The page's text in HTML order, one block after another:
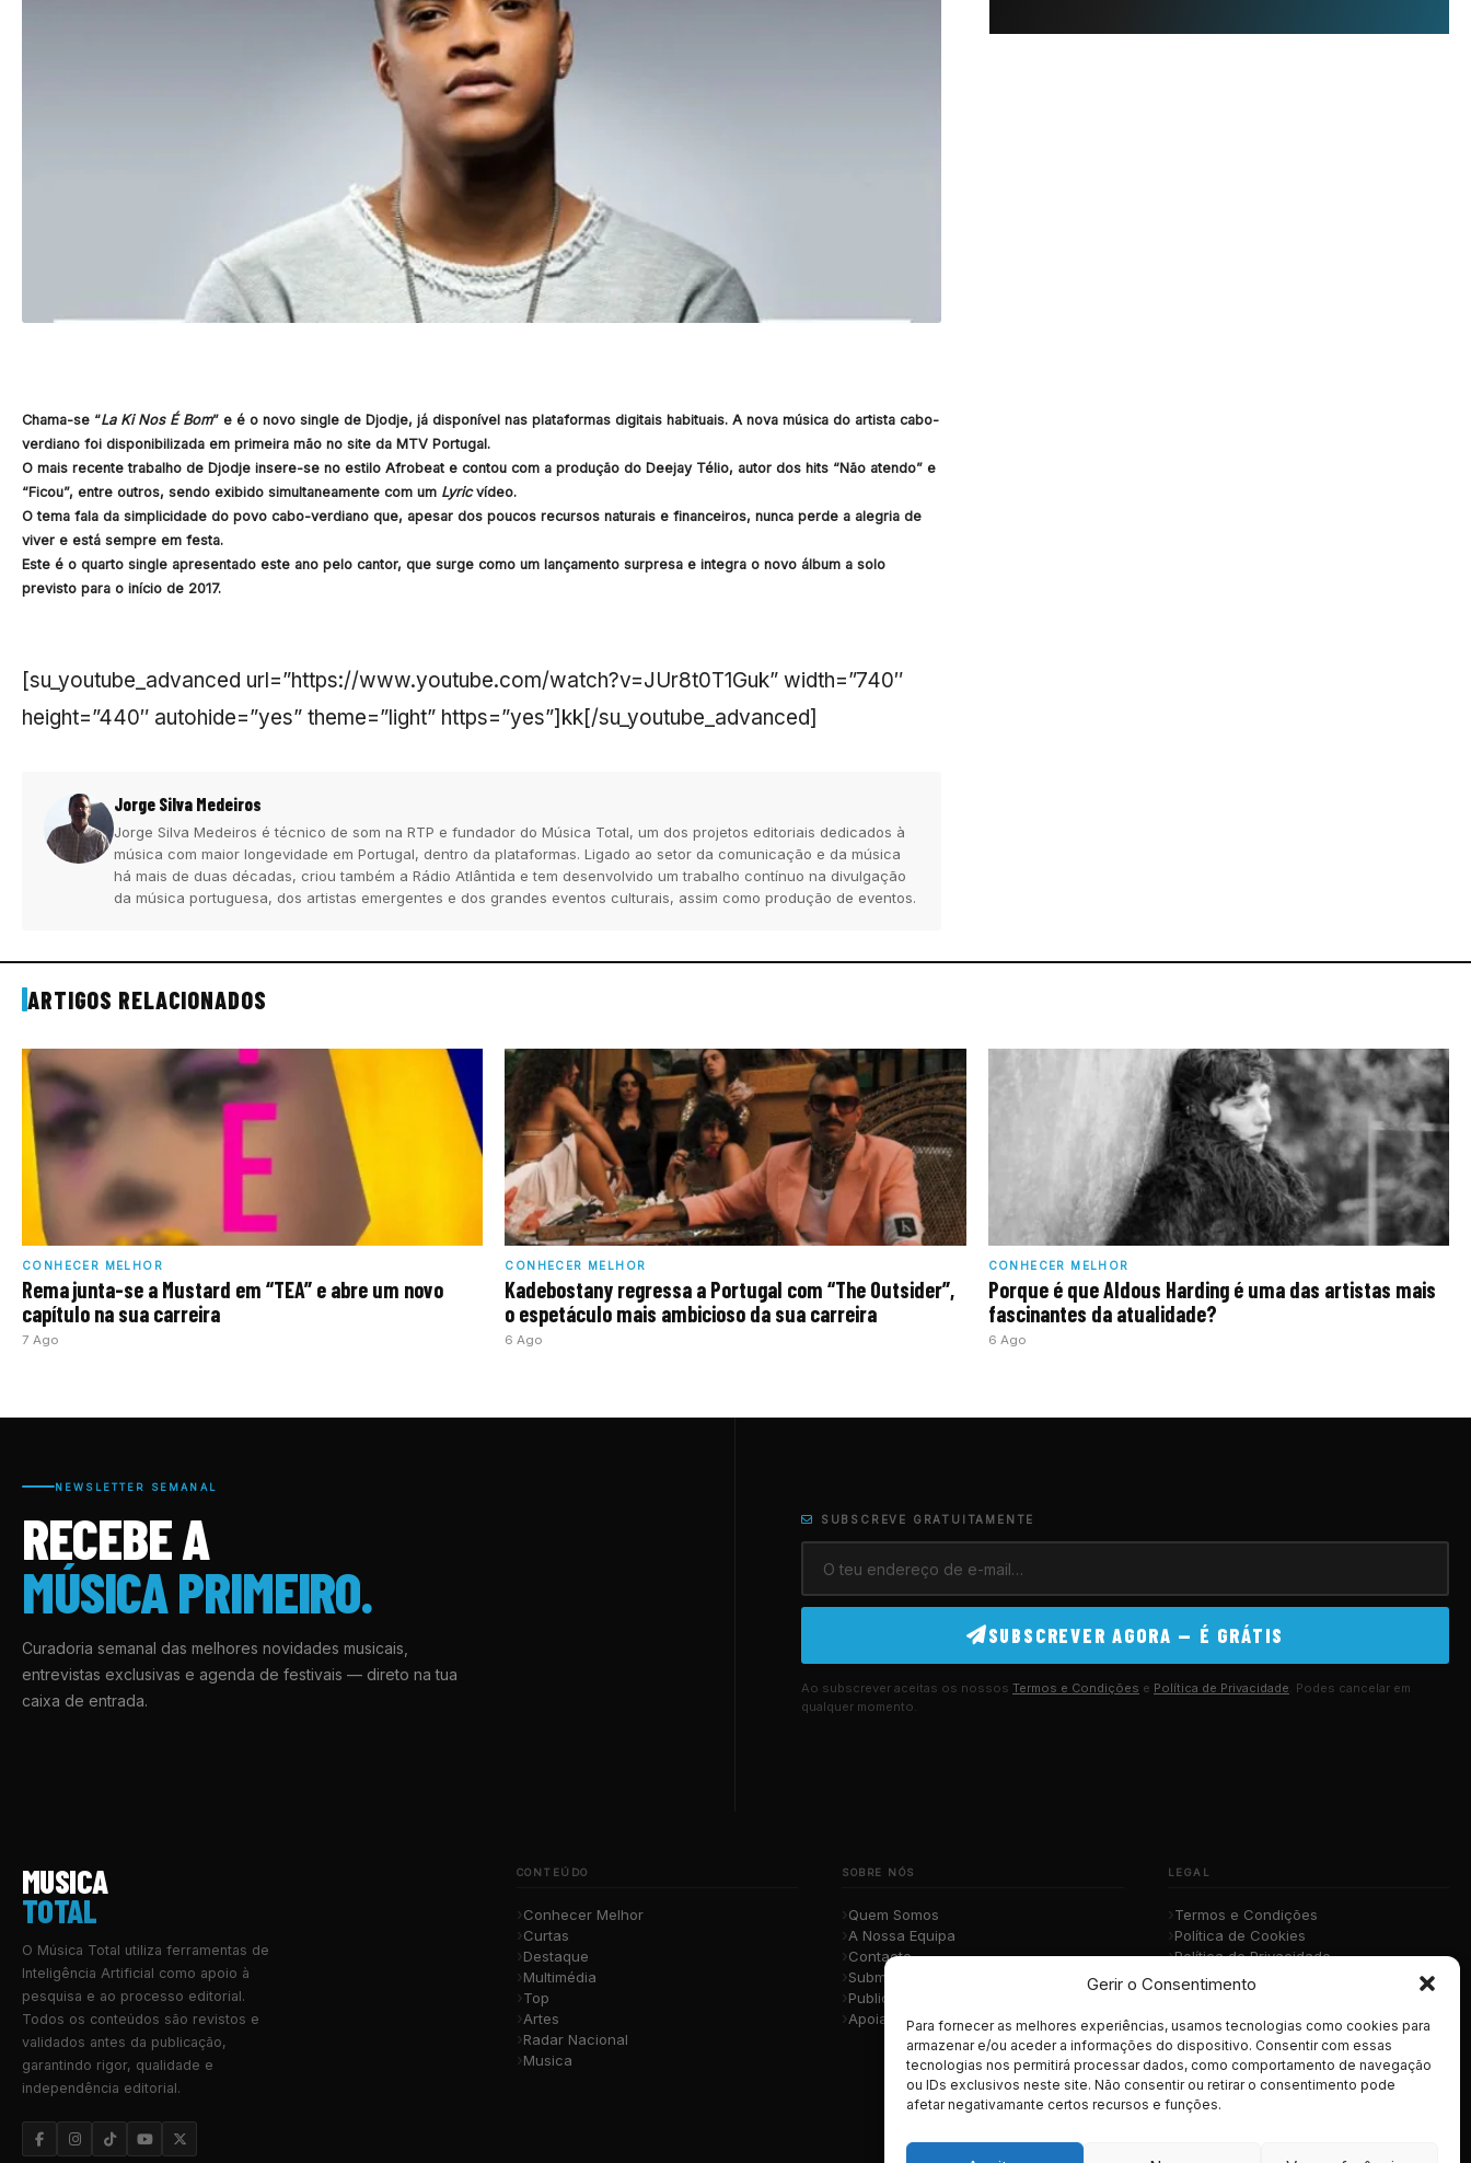
Gerir o Consentimento
Para fornecer as melhores experiências, usamos tecnologias como cookies para
armazenar e/ou aceder a informações do dispositivo. Consentir com essas
tecnologias nos permitirá processar dados, como comportamento de navegação
ou IDs exclusivos neste site. Não consentir ou retirar o consentimento pode
afetar negativamante certos recursos e funções.
Chama-se “La Ki Nos É Bom” e é o novo single de Djodje, já disponível nas plataformas digitais habituais. A nova música do artista cabo-
verdiano foi disponibilizada em primeira mão no site da MTV Portugal.
O mais recente trabalho de Djodje insere-se no estilo Afrobeat e contou com a produção do Deejay Télio, autor dos hits “Não atendo” e
“Ficou”, entre outros, sendo exibido simultaneamente com um Lyricvídeo.
O tema fala da simplicidade do povo cabo-verdiano que, apesar dos poucos recursos naturais e financeiros, nunca perde a alegria de
viver e está sempre em festa.
Este é o quarto single apresentado este ano pelo cantor, que surge como um lançamento surpresa e integra o novo álbum a solo
previsto para o início de 2017.
[su_youtube_advanced url=”https://www.youtube.com/watch?v=JUr8t0T1Guk” width=”740″
height=”440″ autohide=”yes” theme=”light” https=”yes”]kk[/su_youtube_advanced]
Jorge Silva Medeiros
Jorge Silva Medeiros é técnico de som na RTP e fundador do Música Total, um dos projetos editoriais dedicados à
música com maior longevidade em Portugal, dentro da plataformas. Ligado ao setor da comunicação e da música
há mais de duas décadas, criou também a Rádio Atlântida e tem desenvolvido um trabalho contínuo na divulgação
da música portuguesa, dos artistas emergentes e dos grandes eventos culturais, assim como produção de eventos.
ARTIGOS RELACIONADOS
CONHECER MELHOR
Rema junta-se a Mustard em “TEA” e abre um novo
capítulo na sua carreira
7 Ago
CONHECER MELHOR
Kadebostany regressa a Portugal com “The Outsider”,
o espetáculo mais ambicioso da sua carreira
6 Ago
CONHECER MELHOR
Porque é que Aldous Harding é uma das artistas mais
fascinantes da atualidade?
6 Ago
NEWSLETTER SEMANAL
RECEBE A
MÚSICA PRIMEIRO.
Curadoria semanal das melhores novidades musicais,
entrevistas exclusivas e agenda de festivais — direto na tua
caixa de entrada.
SUBSCREVE GRATUITAMENTE
SUBSCREVER AGORA — É GRÁTIS
Ao subscrever aceitas os nossos Termos e Condições e Política de Privacidade. Podes cancelar em
qualquer momento.
MUSICA
TOTAL
O Música Total utiliza ferramentas de
Inteligência Artificial como apoio à
pesquisa e ao processo editorial.
Todos os conteúdos são revistos e
validados antes da publicação,
garantindo rigor, qualidade e
independência editorial.
CONTEÚDO
Conhecer Melhor
Curtas
Destaque
Multimédia
Top
Artes
Radar Nacional
Musica
SOBRE NÓS
Quem Somos
A Nossa Equipa
Contacto
Submete a Tua Música
Publicidade
Apoiar o Projeto
LEGAL
Termos e Condições
Política de Cookies
Política de Privacidade
RGPD